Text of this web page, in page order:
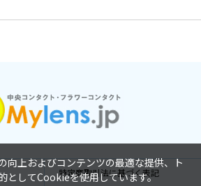
特定商取引法に基づく表記
向上およびコンテンツの最適な提供、ト
としてCookieを使用しています。